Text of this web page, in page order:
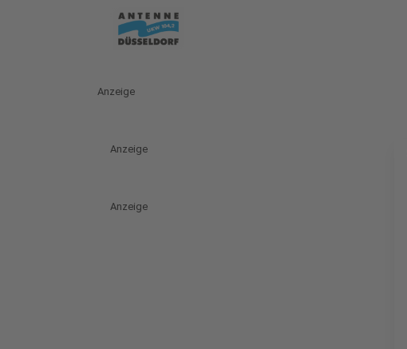
Anzeige
Anzeige
Anzeige